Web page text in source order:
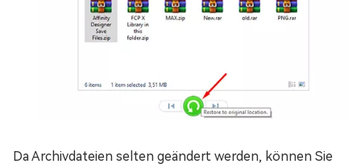
Da Archivdateien selten geändert werden, können Sie